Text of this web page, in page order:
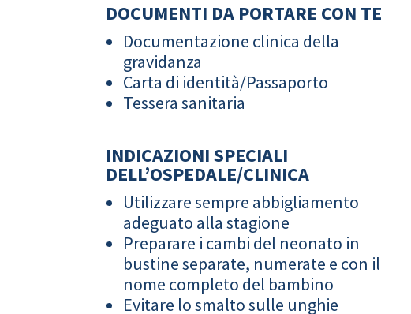
DOCUMENTI DA PORTARE CON TE
Documentazione clinica della
gravidanza
Carta di identità/Passaporto
Tessera sanitaria
INDICAZIONI SPECIALI
DELL’OSPEDALE/CLINICA
Utilizzare sempre abbigliamento
adeguato alla stagione
Preparare i cambi del neonato in
bustine separate, numerate e con il
nome completo del bambino
Evitare lo smalto sulle unghie